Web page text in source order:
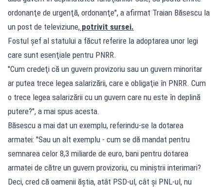
ordonanţe de urgenţă, ordonanţe", a afirmat Traian Băsescu la
un post de televiziune, potrivit sursei.
Fostul șef al statului a făcut referire la adoptarea unor legi
care sunt esenţiale pentru PNRR.
"Cum credeţi că un guvern provizoriu sau un guvern minoritar
ar putea trece legea salarizării, care e obligaţie în PNRR. Cum
o trece legea salarizării cu un guvern care nu este în deplină
putere?", a mai spus acesta.
Băsescu a mai dat un exemplu, referindu-se la dotarea
armatei: "Sau un alt exemplu - cum se dă mandat pentru
semnarea celor 8,3 miliarde de euro, bani pentru dotarea
armatei de către un guvern provizoriu, cu miniştrii interimari?
Deci, cred că oamenii ăştia, atât PSD-ul, cât şi PNL-ul, nu